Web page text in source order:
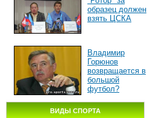
образец должен
взять ЦСКА
Владимир
Горюнов
возвращается в
большой
футбол?
ВИДЫ СПОРТА